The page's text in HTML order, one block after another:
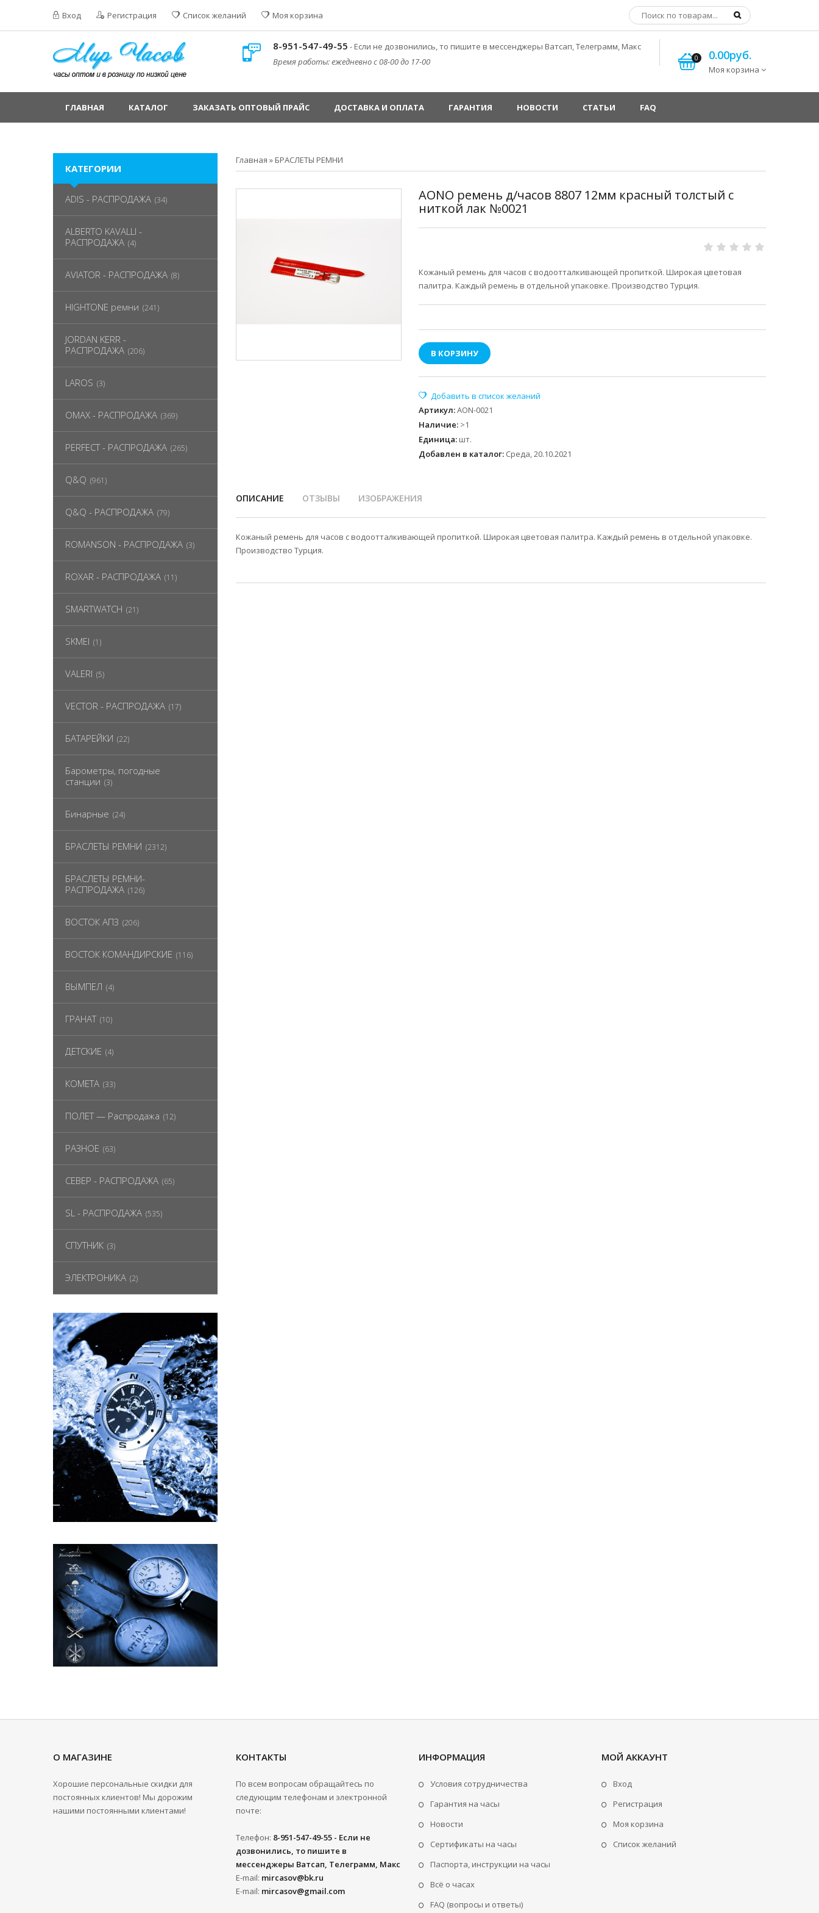
Вход Регистрация Список желаний Моя корзина
8-951-547-49-55 - Если не дозвонились, то пишите в мессенджеры Ватсап, Телеграмм, Макс
Время работы: ежедневно с 08-00 до 17-00
0 0.00руб.
Моя корзина
ГЛАВНАЯ КАТАЛОГ ЗАКАЗАТЬ ОПТОВЫЙ ПРАЙС ДОСТАВКА И ОПЛАТА ГАРАНТИЯ НОВОСТИ СТАТЬИ FAQ
Главная » БРАСЛЕТЫ РЕМНИ
AONO ремень д/часов 8807 12мм красный толстый с
ниткой лак №0021
Кожаный ремень для часов с водоотталкивающей пропиткой. Широкая цветовая
палитра. Каждый ремень в отдельной упаковке. Производство Турция.
В КОРЗИНУ
Артикул:AON-0021
Наличие: >1
Единица: шт.
Добавлен в каталог: Среда, 20.10.2021
ОПИСАНИЕ ОТЗЫВЫ ИЗОБРАЖЕНИЯ
Кожаный ремень для часов с водоотталкивающей пропиткой. Широкая цветовая палитра. Каждый ремень в отдельной упаковке.
Производство Турция.
КАТЕГОРИИ
ADIS - РАСПРОДАЖА (34)
ALBERTO KAVALLI -
РАСПРОДАЖА (4)
AVIATOR - РАСПРОДАЖА (8)
HIGHTONE ремни (241)
JORDAN KERR -
РАСПРОДАЖА (206)
LAROS (3)
OMAX - РАСПРОДАЖА (369)
PERFECT - РАСПРОДАЖА (265)
Q&Q (961)
Q&Q - РАСПРОДАЖА (79)
ROMANSON - РАСПРОДАЖА (3)
ROXAR - РАСПРОДАЖА (11)
SMARTWATCH (21)
SKMEI (1)
VALERI (5)
VECTOR - РАСПРОДАЖА (17)
БАТАРЕЙКИ (22)
Барометры, погодные
станции (3)
Бинарные (24)
БРАСЛЕТЫ РЕМНИ (2312)
БРАСЛЕТЫ РЕМНИ-
РАСПРОДАЖА (126)
ВОСТОК АПЗ (206)
ВОСТОК КОМАНДИРСКИЕ (116)
ВЫМПЕЛ (4)
ГРАНАТ (10)
ДЕТСКИЕ (4)
КОМЕТА (33)
ПОЛЕТ — Распродажа (12)
РАЗНОЕ (63)
СЕВЕР - РАСПРОДАЖА (65)
SL - РАСПРОДАЖА (535)
СПУТНИК (3)
ЭЛЕКТРОНИКА (2)
О МАГАЗИНЕ
Хорошие персональные скидки для
постоянных клиентов! Мы дорожим
нашими постоянными клиентами!
КОНТАКТЫ
По всем вопросам обращайтесь по
следующим телефонам и электронной
почте:
Телефон: 8-951-547-49-55 - Если не
дозвонились, то пишите в
мессенджеры Ватсап, Телеграмм, Макс
E-mail: mircasov@bk.ru
E-mail: mircasov@gmail.com
ИНФОРМАЦИЯ
Условия сотрудничества
Гарантия на часы
Новости
Сертификаты на часы
Паспорта, инструкции на часы
Всё о часах
FAQ (вопросы и ответы)
МОЙ АККАУНТ
Вход
Регистрация
Моя корзина
Cписок желаний